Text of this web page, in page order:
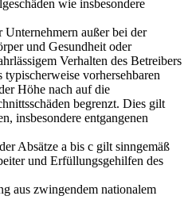
wie insbesondere
außer bei der
und Gesundheit oder
Verhalten des Betreibers
typischerweise vorhersehbaren
Höhe nach auf die
begrenzt. Dies gilt
insbesondere entgangenen
Absätze a bis c gilt sinngemäß
und Erfüllungsgehilfen des
aus zwingendem nationalem